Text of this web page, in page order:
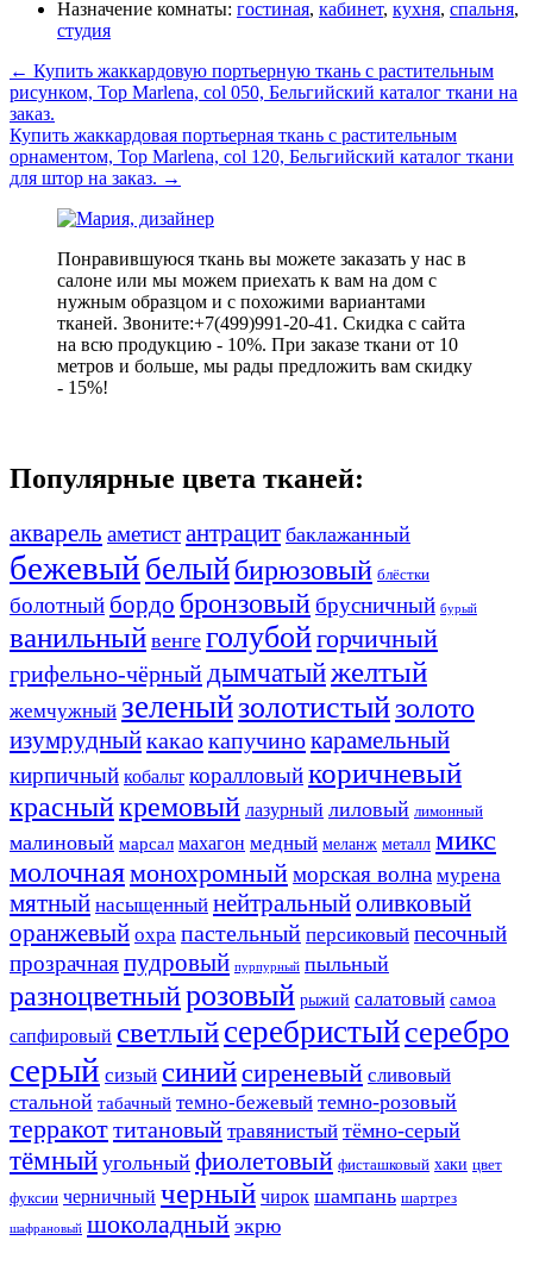
Назначение комнаты: гостиная, кабинет, кухня, спальня,
студия
← Купить жаккардовую портьерную ткань с растительным
рисунком, Top Marlena, col 050, Бельгийский каталог ткани на
заказ.
Купить жаккардовая портьерная ткань с растительным
орнаментом, Top Marlena, col 120, Бельгийский каталог ткани
для штор на заказ. →
Понравившуюся ткань вы можете заказать у нас в
салоне или мы можем приехать к вам на дом с
нужным образцом и с похожими вариантами
тканей. Звоните:+7(499)991-20-41. Скидка с сайта
на всю продукцию - 10%. При заказе ткани от 10
метров и больше, мы рады предложить вам скидку
- 15%!
Популярные цвета тканей:
акварель аметистантрацит баклажанный
бежевый белыйбирюзовый блёстки
болотный бордо бронзовыйбрусничный бурый
ванильный венге голубойгорчичный
грифельно-чёрный дымчатыйжелтый
жемчужный зеленыйзолотистыйзолото
изумрудныйкакаокапучинокарамельный
кирпичный кобальт коралловыйкоричневый
красныйкремовый лазурный лиловый лимонный
малиновый марсал махагон медный меланж металл микс
молочнаямонохромныйморская волна мурена
мятный насыщенный нейтральныйоливковый
оранжевый охра пастельный персиковый песочный
прозрачнаяпудровый пурпурный пыльный
разноцветныйрозовый рыжий салатовый самоа
сапфировый светлыйсеребристыйсеребро
серый сизый синийсиреневый сливовый
стальной табачный темно-бежевый темно-розовый
терракоттитановый травянистый тёмно-серый
тёмный угольный фиолетовый фисташковый хаки цвет
фуксии черничный черный чирок шампань шартрез
шафрановый шоколадный экрю